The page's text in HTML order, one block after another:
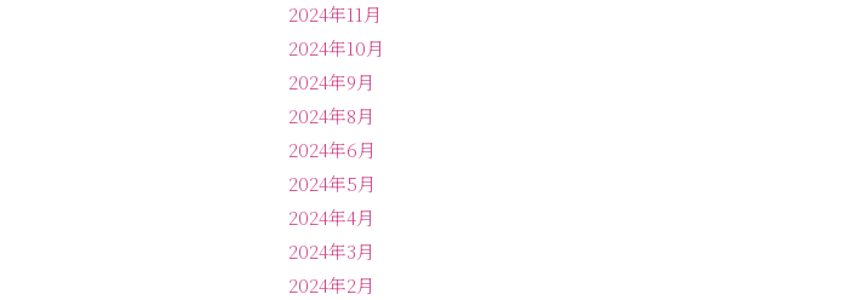
2024年11月
2024年10月
2024年9月
2024年8月
2024年6月
2024年5月
2024年4月
2024年3月
2024年2月